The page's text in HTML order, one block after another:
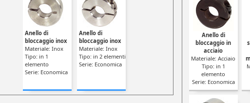
Anello di
bloccaggio inox
Materiale: Inox
Tipo: in 1
elemento
Serie: Economica
Anello di
bloccaggio inox
Materiale: Inox
Tipo: in 2 elementi
Serie: Economica
Anello di
bloccaggio in
acciaio
Materiale: Acciaio
Tipo: in 1
elemento
Serie: Economica